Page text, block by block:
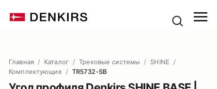
Главная / Каталог / Трековые системы / SHINE
/
Комплектующие
/ TR5732-SB